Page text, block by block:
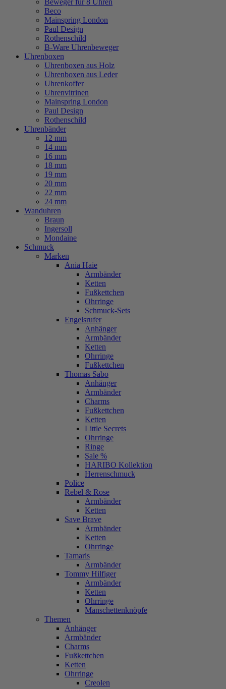
Beweger für 8 Uhren
Beco
Mainspring London
Paul Design
Rothenschild
B-Ware Uhrenbeweger
Uhrenboxen
Uhrenboxen aus Holz
Uhrenboxen aus Leder
Uhrenkoffer
Uhrenvitrinen
Mainspring London
Paul Design
Rothenschild
Uhrenbänder
12 mm
14 mm
16 mm
18 mm
19 mm
20 mm
22 mm
24 mm
Wanduhren
Braun
Ingersoll
Mondaine
Schmuck
Marken
Ania Haie
Armbänder
Ketten
Fußkettchen
Ohrringe
Schmuck-Sets
Engelsrufer
Anhänger
Armbänder
Ketten
Ohrringe
Fußkettchen
Thomas Sabo
Anhänger
Armbänder
Charms
Fußkettchen
Ketten
Little Secrets
Ohrringe
Ringe
Sale %
HARIBO Kollektion
Herrenschmuck
Police
Rebel & Rose
Armbänder
Ketten
Save Brave
Armbänder
Ketten
Ohrringe
Tamaris
Armbänder
Tommy Hilfiger
Armbänder
Ketten
Ohrringe
Manschettenknöpfe
Themen
Anhänger
Armbänder
Charms
Fußkettchen
Ketten
Ohrringe
Creolen